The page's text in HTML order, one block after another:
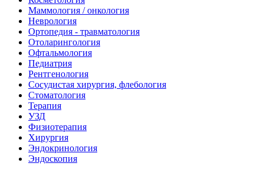
Маммология / онкология
Неврология
Ортопедия - травматология
Отоларингология
Офтальмология
Педиатрия
Рентгенология
Сосудистая хирургия, флебология
Стоматология
Терапия
УЗД
Физиотерапия
Хирургия
Эндокринология
Эндоскопия